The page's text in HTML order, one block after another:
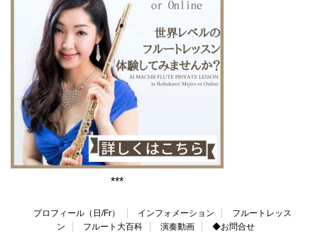
***
プロフィール（日/Fr） インフォメーション
フルートレッス
ン
フルート大百科 演奏動画 ◆お問合せ